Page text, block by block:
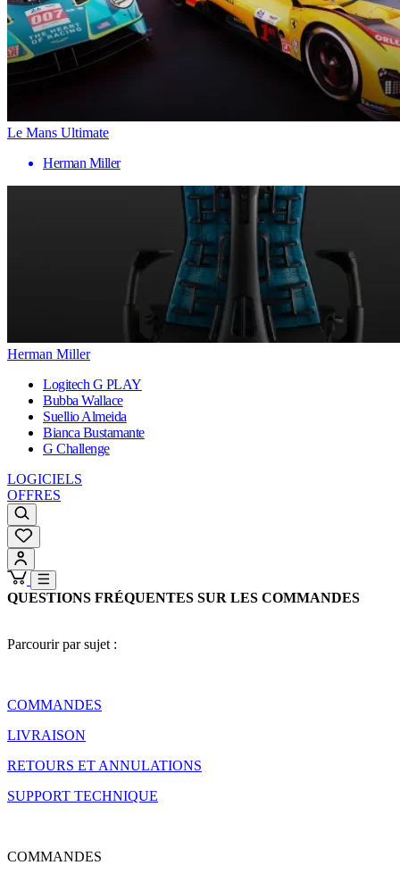
Le Mans Ultimate
Herman Miller
Herman Miller
Logitech G PLAY
Bubba Wallace
Suellio Almeida
Bianca Bustamante
G Challenge
LOGICIELS
OFFRES
QUESTIONS FRÉQUENTES SUR LES COMMANDES
Parcourir par sujet :
COMMANDES
LIVRAISON
RETOURS ET ANNULATIONS
SUPPORT TECHNIQUE
COMMANDES